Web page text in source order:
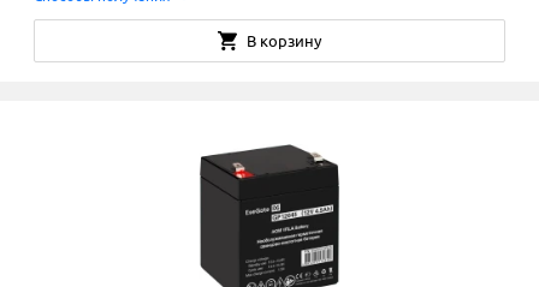
В корзину